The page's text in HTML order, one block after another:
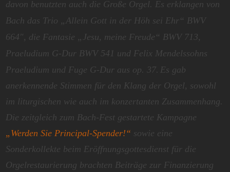
davon benutzten auch die Große Orgel. Es erklangen von
Bach das Trio „Allein Gott in der Höh sei Ehr“ BWV
664″, die Fantasie „Jesu, meine Freude“ BWV 713,
Praeludium G-Dur BWV 541 und Felix Mendelssohns
Praeludium und Fuge G-Dur aus op. 37. Es gab
anerkennende Stimmen für den Klang der Orgel, sowohl
im liturgischen wie auch im konzertanten Zusammenhang.
Die zeitgleich zum Bach-Fest gestartete Kampagne
„Werden Sie Principal-Spender!“ sowie eine
Sonderkollekte beim Eröffnungsgottesdienst für die
Orgelrestaurierung brachten Beiträge zur Finanzierung